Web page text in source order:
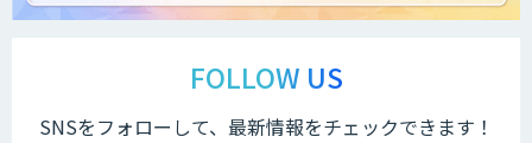
FOLLOW US
SNSをフォローして、最新情報をチェックできます！